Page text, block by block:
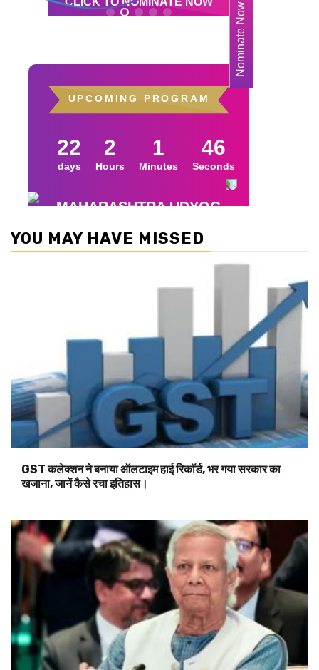
YOU MAY HAVE MISSED
GST कलेक्शन ने बनाया ऑलटाइम हाई रिकॉर्ड, भर गया सरकार का
खजाना, जानें कैसे रचा इतिहास।